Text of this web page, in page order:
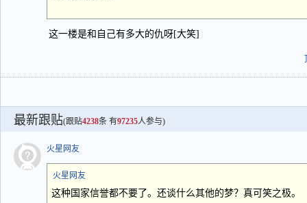
这一楼是和自己有多大的仇呀[大笑]
最新跟贴(跟贴4238条 有97235人参与)
火星网友
火星网友
这种国家信誉都不要了。还谈什么其他的梦？真可笑之极。